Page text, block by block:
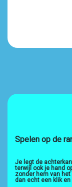
Spelen op de
Je legt de
terwijl ook je hand
zonder hem van
dan echt een klik